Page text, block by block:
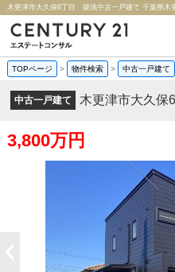
TOPページ > 物件検索 > 中古一戸建て
中古一戸建て 木更津市大久
3,800万円